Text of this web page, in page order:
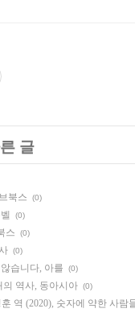
글
북스 (0)
(0)
스 (0)
(0)
습니다, 아를 (0)
의 역사, 동아시아 (0)
역 (2020), 숫자에 약한 사람